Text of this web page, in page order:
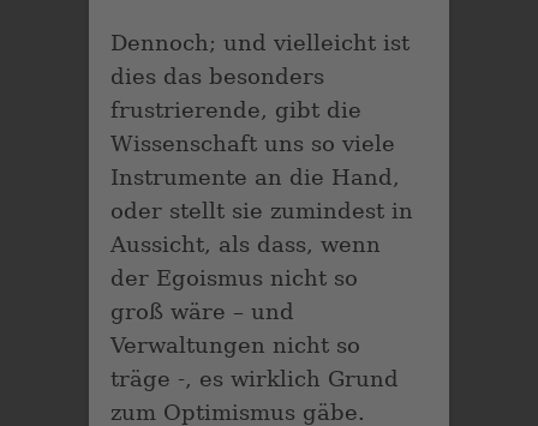
Dennoch; und vielleicht ist
dies das besonders
frustrierende, gibt die
Wissenschaft uns so viele
Instrumente an die Hand,
oder stellt sie zumindest in
Aussicht, als dass, wenn
der Egoismus nicht so
groß wäre – und
Verwaltungen nicht so
träge -, es wirklich Grund
zum Optimismus gäbe.